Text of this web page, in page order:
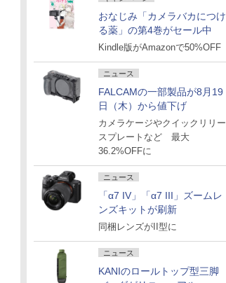
おなじみ「カメラバカにつけ
る薬」の第4巻がセール中
Kindle版がAmazonで50%OFF
ニュース
FALCAMの一部製品が8月19
日（木）から値下げ
カメラケージやクイックリリー
スプレートなど 最大
36.2%OFFに
ニュース
「α7 IV」「α7 III」ズームレ
ンズキットが刷新
同梱レンズがII型に
ニュース
KANIのロールトップ型三脚